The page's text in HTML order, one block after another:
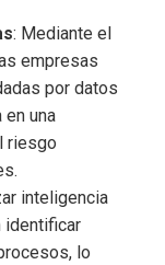
: Mediante el
empresas
por datos
una
riesgo
inteligencia
identificar
lo